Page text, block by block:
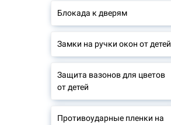
Блокада к дверям
Замки на ручки окон от детей
Защита вазонов для цветов
от детей
Противоударные пленки на